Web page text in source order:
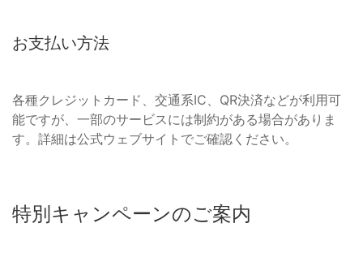
お支払い方法
各種クレジットカード、交通系IC、QR決済などが利用可
能ですが、一部のサービスには制約がある場合がありま
す。詳細は公式ウェブサイトでご確認ください。
特別キャンペーンのご案内